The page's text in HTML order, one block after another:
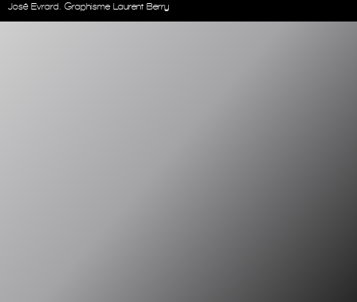
José Evrard. Graphisme Laurent Berry